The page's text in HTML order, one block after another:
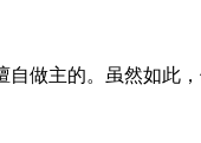
做主的。虽然如此